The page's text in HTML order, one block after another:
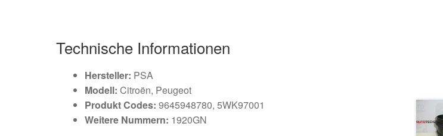
Technische Informationen
Hersteller: PSA
Modell: Citroën, Peugeot
Produkt Codes: 9645948780, 5WK97001
Weitere Nummern: 1920GN